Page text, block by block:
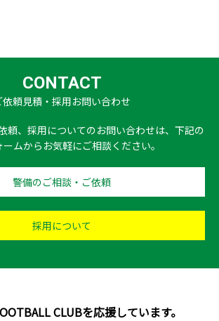
CONTACT
依頼見積・採用お問い合わせ
頼、採用についてのお問い合わせは、下記の
ムからお気軽にご相談ください。
警備のご相談・ご依頼
採用について
CLUBを応援しています。